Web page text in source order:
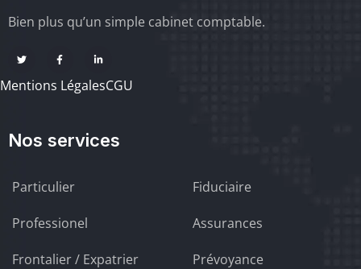
Bien plus qu’un simple cabinet comptable.
Mentions LégalesCGU
Nos services
Particulier
Professionel
Frontalier / Expatrier
Fiduciaire
Assurances
Prévoyance